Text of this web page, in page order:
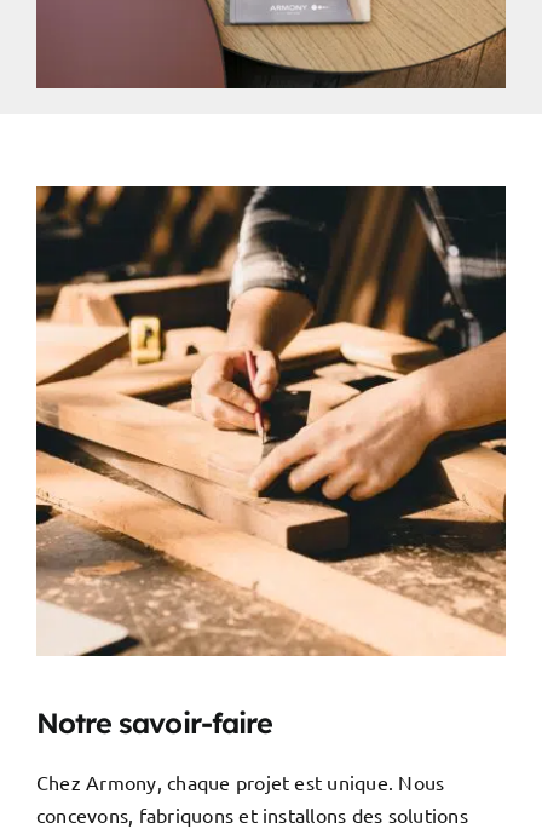
Notre savoir-faire
Chez Armony, chaque projet est unique. Nous
concevons, fabriquons et installons des solutions